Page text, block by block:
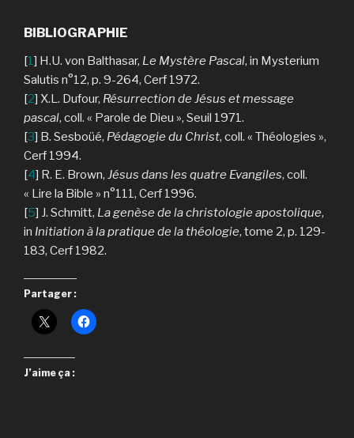
BIBLIOGRAPHIE
[1] H.U. von Balthasar, Le Mystère Pascal, in Mysterium
Salutis n°12, p. 9-264, Cerf 1972.
[2] X.L. Dufour, Résurrection de Jésus et message
pascal, coll. « Parole de Dieu », Seuil 1971.
[3] B. Sesboüé, Pédagogie du Christ, coll. « Théologies »,
Cerf 1994.
[4] R. E. Brown, Jésus dans les quatre Evangiles, coll.
« Lire la Bible » n°111, Cerf 1996.
[5] J. Schmitt, La genèse de la christologie apostolique,
in Initiation à la pratique de la théologie, tome 2, p. 129-
183, Cerf 1982.
Partager :
J’aime ça :